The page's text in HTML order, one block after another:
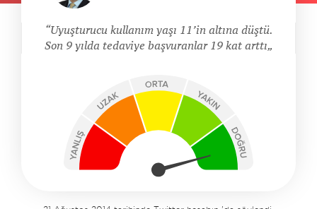
Uyuşturucu kullanım yaşı 11’in altına düştü.
Son 9 yılda tedaviye başvuranlar 19 kat arttı